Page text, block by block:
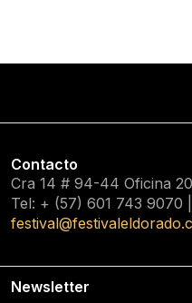
Contacto
Cra 14 # 94-44 Oficina
Tel: + (57) 601 743 9070
Newsletter